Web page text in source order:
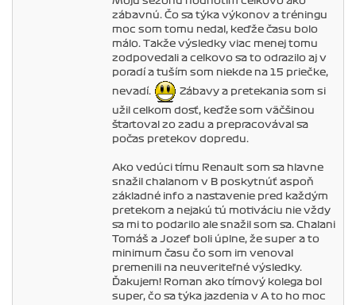
zábavnú. Čo sa týka výkonov a tréningu
moc som tomu nedal, keďže času bolo
málo. Takže výsledky viac menej tomu
zodpovedali a celkovo sa to odrazilo aj v
poradí a tuším som niekde na 15 priečke,
nevadí.
Zábavy a pretekania som si
užil celkom dosť, keďže som väčšinou
štartoval zo zadu a prepracovával sa
počas pretekov dopredu.
Ako vedúci tímu Renault som sa hlavne
snažil chalanom v B poskytnúť aspoň
základné info a nastavenie pred každým
pretekom a nejakú tú motiváciu nie vždy
sa mi to podarilo ale snažil som sa. Chalani
Tomáš a Jozef boli úplne, že super a to
minimum času čo som im venoval
premenili na neuveriteľné výsledky.
Ďakujem! Roman ako tímový kolega bol
super, čo sa týka jazdenia v A to ho moc